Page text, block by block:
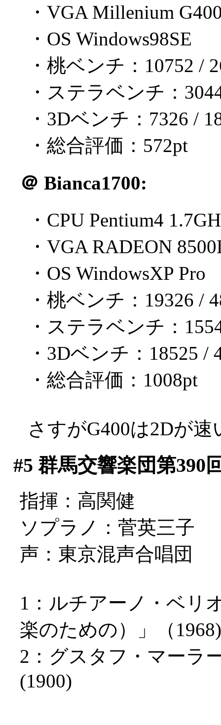
・VGA Millenium
・OS Windows98SE
・桃ベンチ：10752 /
・ステラベンチ：
・3Dベンチ：7326 /
・総合評価：572pt
＠ Bianca1700:
・CPU Pentium4
・VGA RADEON
・OS WindowsXP Pro
・桃ベンチ：19326 /
・ステラベンチ：
・3Dベンチ：18525 /
・総合評価：1008pt
さすがG400は2Dが速
#5 群馬交響楽団第390
指揮：高関健
ソプラノ：菅英三子
声：東京混声合唱団
1：ルチアーノ・ベリ
楽のための）」（1968)
2：グスタフ・マーラ
(1900)